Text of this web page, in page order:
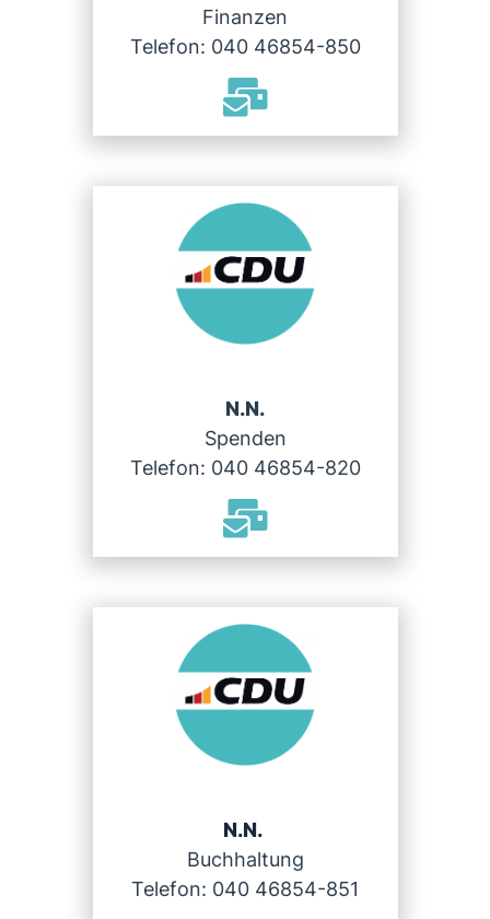
Finanzen
Telefon: 040 46854-850
N.N.
Spenden
Telefon: 040 46854-820
N.N.
Buchhaltung
Telefon: 040 46854-851